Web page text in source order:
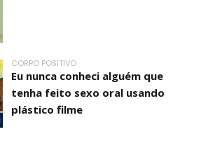
CORPO POSITIVO
Eu nunca conheci alguém que
tenha feito sexo oral usando
plástico filme